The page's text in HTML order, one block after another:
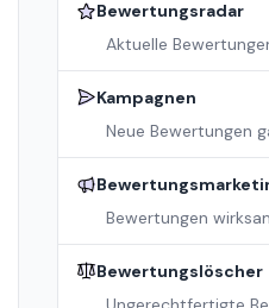
Bewertungsradar
Aktuelle
Kampagnen
Neue Bewertungen
Bewertungen
Bewertungslöscher